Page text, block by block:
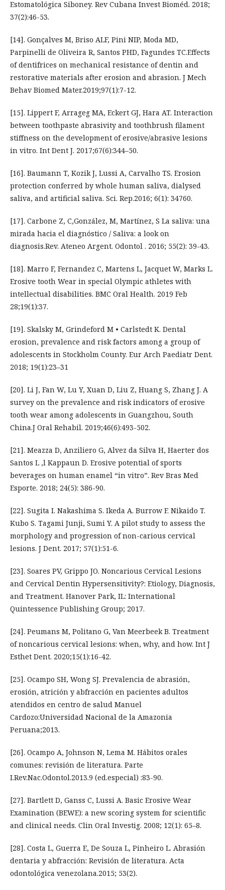
Estomatológica Siboney. Rev Cubana Invest Bioméd. 2018;
37(2):46-53.
[14]. Gonçalves M, Briso ALF, Pini NIP, Moda MD,
Parpinelli de Oliveira R, Santos PHD, Fagundes TC.Effects
of dentifrices on mechanical resistance of dentin and
restorative materials after erosion and abrasion. J Mech
Behav Biomed Mater.2019;97(1):7-12.
[15]. Lippert F, Arrageg MA, Eckert GJ, Hara AT. Interaction
between toothpaste abrasivity and toothbrush filament
stiffness on the development of erosive/abrasive lesions
in vitro. Int Dent J. 2017;67(6):344–50.
[16]. Baumann T, Kozik J, Lussi A, Carvalho TS. Erosion
protection conferred by whole human saliva, dialysed
saliva, and artificial saliva. Sci. Rep.2016; 6(1): 34760.
[17]. Carbone Z, C,González, M, Martínez, S La saliva: una
mirada hacia el diagnóstico / Saliva: a look on
diagnosis.Rev. Ateneo Argent. Odontol . 2016; 55(2): 39-43.
[18]. Marro F, Fernandez C, Martens L, Jacquet W, Marks L.
Erosive tooth Wear in special Olympic athletes with
intellectual disabilities. BMC Oral Health. 2019 Feb
28;19(1):37.
[19]. Skalsky M, Grindeford M • Carlstedt K. Dental
erosion, prevalence and risk factors among a group of
adolescents in Stockholm County. Eur Arch Paediatr Dent.
2018; 19(1):23–31
[20]. Li J, Fan W, Lu Y, Xuan D, Liu Z, Huang S, Zhang J. A
survey on the prevalence and risk indicators of erosive
tooth wear among adolescents in Guangzhou, South
China.J Oral Rehabil. 2019;46(6):493-502.
[21]. Meazza D, Anziliero G, Alvez da Silva H, Haerter dos
Santos L ,l Kappaun D. Erosive potential of sports
beverages on human enamel “in vitro”. Rev Bras Med
Esporte. 2018; 24(5): 386-90.
[22]. Sugita I. Nakashima S. Ikeda A. Burrow F. Nikaido T.
Kubo S. Tagami Junji, Sumi Y. A pilot study to assess the
morphology and progression of non-carious cervical
lesions. J Dent. 2017; 57(1):51-6.
[23]. Soares PV, Grippo JO. Noncarious Cervical Lesions
and Cervical Dentin Hypersensitivity?: Etiology, Diagnosis,
and Treatment. Hanover Park, IL: International
Quintessence Publishing Group; 2017.
[24]. Peumans M, Politano G, Van Meerbeek B. Treatment
of noncarious cervical lesions: when, why, and how. Int J
Esthet Dent. 2020;15(1):16-42.
[25]. Ocampo SH, Wong SJ. Prevalencia de abrasión,
erosión, atrición y abfracción en pacientes adultos
atendidos en centro de salud Manuel
Cardozo:Universidad Nacional de la Amazonia
Peruana;2013.
[26]. Ocampo A, Johnson N, Lema M. Hábitos orales
comunes: revisión de literatura. Parte
I.Rev.Nac.Odontol.2013.9 (ed.especial) :83-90.
[27]. Bartlett D, Ganss C, Lussi A. Basic Erosive Wear
Examination (BEWE): a new scoring system for scientific
and clinical needs. Clin Oral Investig. 2008; 12(1): 65–8.
[28]. Costa L, Guerra E, De Souza L, Pinheiro L. Abrasión
dentaria y abfracción: Revisión de literatura. Acta
odontológica venezolana.2015; 53(2).